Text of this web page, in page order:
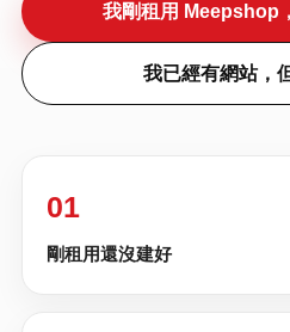
我剛租用 Meepshop
我已經有網站，
01
剛租用還沒建好